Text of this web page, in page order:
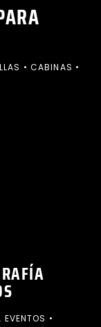
• CABINAS •
•